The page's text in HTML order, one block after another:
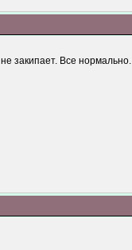
закипает. Все нормально.